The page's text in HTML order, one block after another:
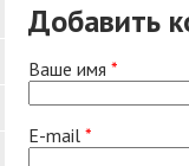
Добавить
Ваше имя *
E-mail *